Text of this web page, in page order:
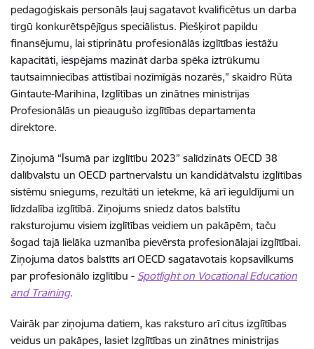
pedagoģiskais personāls ļauj sagatavot kvalificētus un darba
tirgū konkurētspējīgus speciālistus. Piešķirot papildu
finansējumu, lai stiprinātu profesionālās izglītības iestāžu
kapacitāti, iespējams mazināt darba spēka iztrūkumu
tautsaimniecības attīstībai nozīmīgās nozarēs,” skaidro Rūta
Gintaute-Marihina, Izglītības un zinātnes ministrijas
Profesionālās un pieaugušo izglītības departamenta
direktore.
Ziņojumā “Īsumā par izglītību 2023” salīdzināts OECD 38
dalībvalstu un OECD partnervalstu un kandidātvalstu izglītības
sistēmu sniegums, rezultāti un ietekme, kā arī ieguldījumi un
līdzdalība izglītībā. Ziņojums sniedz datos balstītu
raksturojumu visiem izglītības veidiem un pakāpēm, taču
šogad tajā lielāka uzmanība pievērsta profesionālajai izglītībai.
Ziņojuma datos balstīts arī OECD sagatavotais kopsavilkums
par profesionālo izglītību - Spotlight on Vocational Education
and Training.
Vairāk par ziņojuma datiem, kas raksturo arī citus izglītības
veidus un pakāpes, lasiet Izglītības un zinātnes ministrijas